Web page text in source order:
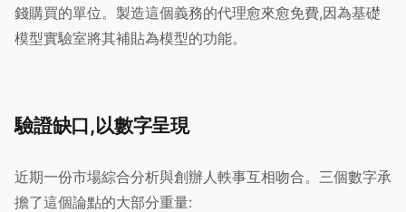
錢購買的單位。製造這個義務的代理愈來愈免費,因為基礎
模型實驗室將其補貼為模型的功能。
驗證缺口,以數字呈現
近期一份市場綜合分析與創辦人軼事互相吻合。三個數字承
擔了這個論點的大部分重量: